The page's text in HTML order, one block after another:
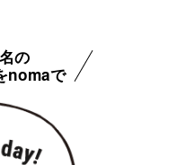
の
nomaで